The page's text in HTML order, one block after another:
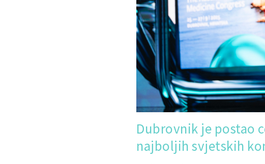
Dubrovnik je postao
najboljih svjetskih